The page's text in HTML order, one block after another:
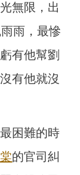
無限，出
雨，最慘
有他幫劉
有他就沒
困難的時
的官司糾